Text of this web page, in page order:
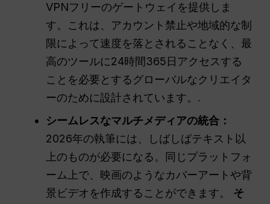
VPNフリーのゲートウェイを提供しま
す。これは、アカウント禁止や地域的な制
限によって速度を落とされることなく、最
高のツールに24時間365日アクセスする
ことを必要とするグローバルなクリエイタ
ーのために設計されています。.
シームレスなマルチメディアの統合：
2026年の執筆には、しばしばテキスト以
上のものが必要になる。同じプラットフォ
ーム上で、映画のようなカバーアートや背
景ビデオを作成することができます。 そ